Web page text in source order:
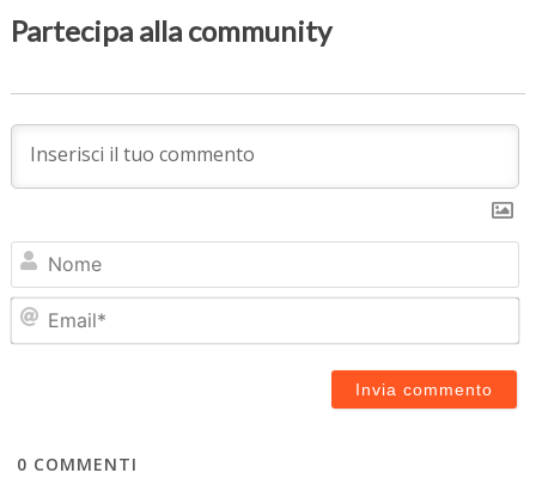
Partecipa alla community
0 COMMENTI